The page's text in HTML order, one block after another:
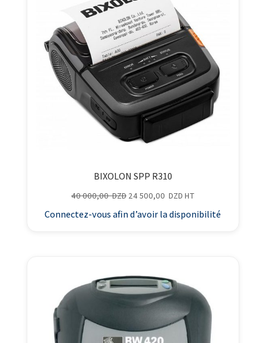
BIXOLON SPP R310
40 000,00DZD Le
initial
DZD.
24 500,00 DZDLe
actuel
HT
Connectez-vous afin d’avoir la disponibilité